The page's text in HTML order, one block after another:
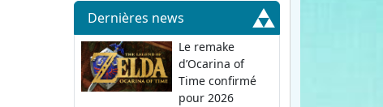
Dernières news
Le remake
d’Ocarina of
Time confirmé
pour 2026